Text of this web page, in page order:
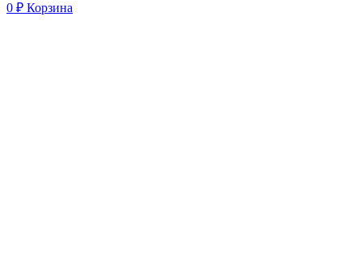
0 ₽ Корзина